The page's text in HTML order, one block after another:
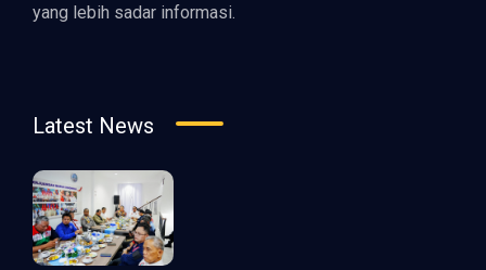
yang lebih sadar informasi.
Latest News